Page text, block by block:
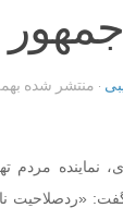
· منتشر شده بهمن
نماینده مردم
«ردصلاحیت